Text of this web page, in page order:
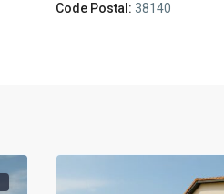
Code Postal: 38140